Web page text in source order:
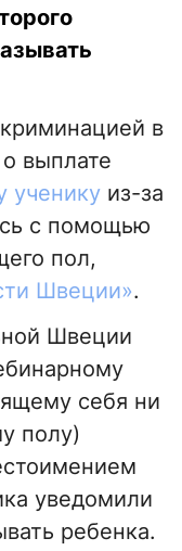
в
выплате
ученику из-за
с помощью
пол,
Швеции».
Швеции
себя ни
полу)
уведомили
ребенка.